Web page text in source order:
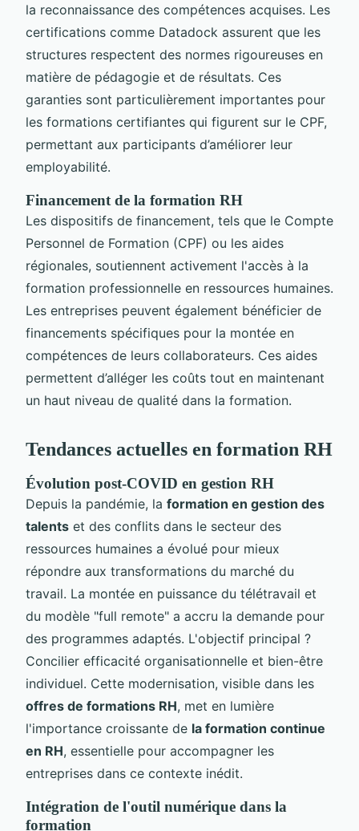
la reconnaissance des compétences acquises. Les
certifications comme Datadock assurent que les
structures respectent des normes rigoureuses en
matière de pédagogie et de résultats. Ces
garanties sont particulièrement importantes pour
les formations certifiantes qui figurent sur le CPF,
permettant aux participants d’améliorer leur
employabilité.
Financement de la formation RH
Les dispositifs de financement, tels que le Compte
Personnel de Formation (CPF) ou les aides
régionales, soutiennent activement l'accès à la
formation professionnelle en ressources humaines.
Les entreprises peuvent également bénéficier de
financements spécifiques pour la montée en
compétences de leurs collaborateurs. Ces aides
permettent d’alléger les coûts tout en maintenant
un haut niveau de qualité dans la formation.
Tendances actuelles en formation RH
Évolution post-COVID en gestion RH
Depuis la pandémie, la formation en gestion des
talents et des conflits dans le secteur des
ressources humaines a évolué pour mieux
répondre aux transformations du marché du
travail. La montée en puissance du télétravail et
du modèle "full remote" a accru la demande pour
des programmes adaptés. L'objectif principal ?
Concilier efficacité organisationnelle et bien-être
individuel. Cette modernisation, visible dans les
offres de formations RH, met en lumière
l'importance croissante de la formation continue
en RH, essentielle pour accompagner les
entreprises dans ce contexte inédit.
Intégration de l'outil numérique dans la
formation